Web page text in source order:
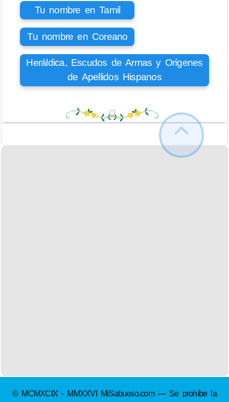
Tu nombre en Tamil
Tu nombre en Coreano
Heráldica, Escudos de Armas y Orígenes
de Apellidos Hispanos
© MCMXCIX - MMXXVI MiSabueso.com — Se prohíbe la